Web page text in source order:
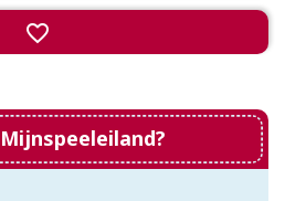
favorite_border